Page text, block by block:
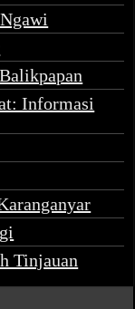
Informasi
Tinjauan